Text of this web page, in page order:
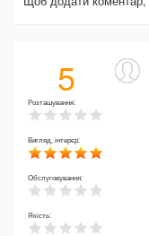
5
Розташування:
Вигляд, інтерєр:
Обслуговування:
Якість: